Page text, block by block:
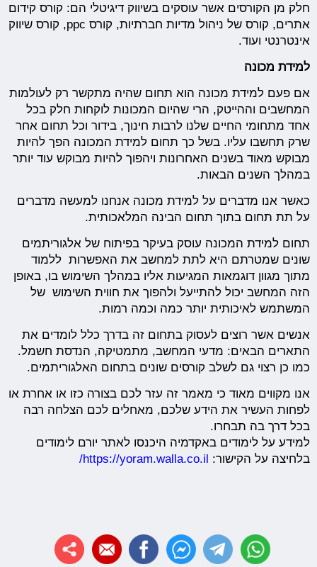
חלק מן הקורסים אשר עוסקים בשיווק דיגיטלי הם: קורס קידום
אתרים, קורס של ניהול מדיות חברתיות, קורס ppc, קורס שיווק
אינטרנטי ועוד.
למידת מכונה
אם פעם למידת מכונה הוא תחום שהיה מתקשר רק לעולמות
המחשבים וההייטק, הרי שהיום המכונות לוקחות חלק בכל
אחד מתחומי החיים שלנו לרבות חינוך, בידור וכל תחום אחר
שרק תחשבו עליו. בשל כך תחום למידת המכונה הפך להיות
מבוקש מאוד בשנים האחרונות ויהפוך להיות מבוקש עוד יותר
במהלך השנים הבאות.
כאשר אנו מדברים על למידת מכונה אנחנו למעשה מדברים
על תת תחום בתוך תחום הבינה המלאכותית.
תחום למידת המכונה עוסק בעיקר בפיתוח של אלגוריתמים
שונים שמטרתם היא לתת למחשב את האפשרות ללמוד
מתוך מגוון דוגמאות המגיעות אליו במהלך השימוש בו, באופן
הזה המחשב יכול להתייעל ולהפוך את חווית השימוש של
המשתמש לאיכותית יותר כמה וכמה רמות.
אנשים אשר רוצים לעסוק בתחום זה בדרך כלל לומדים את
התארים הבאים: מדעי המחשב, מתמטיקה, הנדסת חשמל.
כמו כן רצוי גם לשלב קורסים שונים בתחום האלגוריתמים.
אנו מקווים מאוד כי מאמר זה עזר לכם בצורה כזו או אחרת או
לפחות העשיר את הידע שלכם, מאחלים לכם הצלחה רבה
בכל דרך בה תבחרו.
למידע על לימודים באקדמיה היכנסו לאתר יורם לימודים
בלחיצה על הקישור: https://yoram.walla.co.il/